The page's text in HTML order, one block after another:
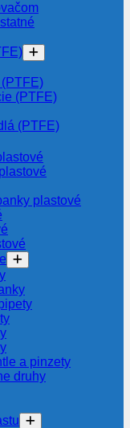
(PTFE)
(PTFE)
plastové
a pinzety
druhy